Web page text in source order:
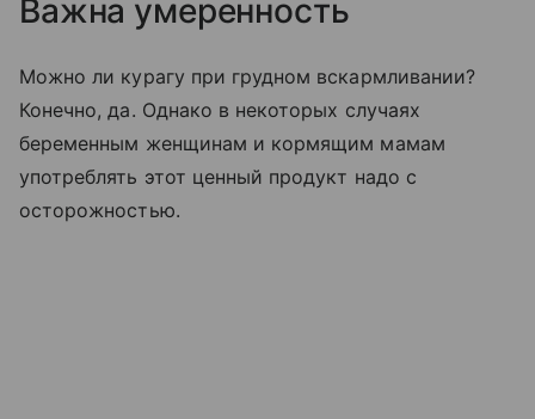
Важна умеренность
Можно ли курагу при грудном вскармливании?
Конечно, да. Однако в некоторых случаях
беременным женщинам и кормящим мамам
употреблять этот ценный продукт надо с
осторожностью.